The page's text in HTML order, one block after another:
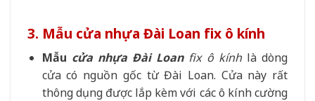
3. Mẫu cửa nhựa Đài Loan fix ô kính
Mẫu cửa nhựa Đài Loanfix ô kínhlà dòng
cửa có nguồn gốc từ Đài Loan. Cửa này rất
thông dụng được lắp kèm với các ô kính cường